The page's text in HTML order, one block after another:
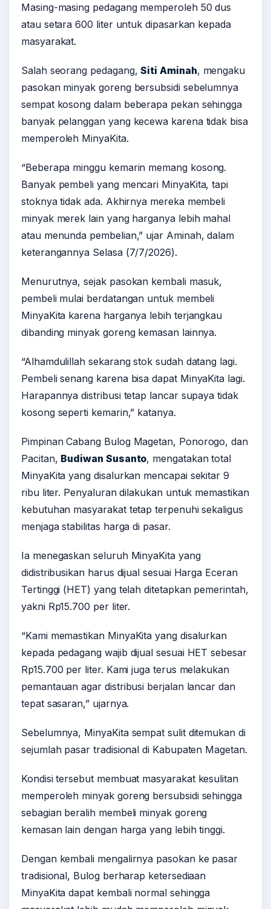
Masing-masing pedagang memperoleh 50 dus
atau setara 600 liter untuk dipasarkan kepada
masyarakat.
Salah seorang pedagang,Siti Aminah, mengaku
pasokan minyak goreng bersubsidi sebelumnya
sempat kosong dalam beberapa pekan sehingga
banyak pelanggan yang kecewa karena tidak bisa
memperoleh MinyaKita.
“Beberapa minggu kemarin memang kosong.
Banyak pembeli yang mencari MinyaKita, tapi
stoknya tidak ada. Akhirnya mereka membeli
minyak merek lain yang harganya lebih mahal
atau menunda pembelian,” ujar Aminah, dalam
keterangannya Selasa (7/7/2026).
Menurutnya, sejak pasokan kembali masuk,
pembeli mulai berdatangan untuk membeli
MinyaKita karena harganya lebih terjangkau
dibanding minyak goreng kemasan lainnya.
“Alhamdulillah sekarang stok sudah datang lagi.
Pembeli senang karena bisa dapat MinyaKita lagi.
Harapannya distribusi tetap lancar supaya tidak
kosong seperti kemarin,” katanya.
Pimpinan Cabang Bulog Magetan, Ponorogo, dan
Pacitan, Budiwan Susanto, mengatakan total
MinyaKita yang disalurkan mencapai sekitar 9
ribu liter. Penyaluran dilakukan untuk memastikan
kebutuhan masyarakat tetap terpenuhi sekaligus
menjaga stabilitas harga di pasar.
Ia menegaskan seluruh MinyaKita yang
didistribusikan harus dijual sesuai Harga Eceran
Tertinggi (HET) yang telah ditetapkan pemerintah,
yakni Rp15.700 per liter.
“Kami memastikan MinyaKita yang disalurkan
kepada pedagang wajib dijual sesuai HET sebesar
Rp15.700 per liter. Kami juga terus melakukan
pemantauan agar distribusi berjalan lancar dan
tepat sasaran,” ujarnya.
Sebelumnya, MinyaKita sempat sulit ditemukan di
sejumlah pasar tradisional di Kabupaten Magetan.
Kondisi tersebut membuat masyarakat kesulitan
memperoleh minyak goreng bersubsidi sehingga
sebagian beralih membeli minyak goreng
kemasan lain dengan harga yang lebih tinggi.
Dengan kembali mengalirnya pasokan ke pasar
tradisional, Bulog berharap ketersediaan
MinyaKita dapat kembali normal sehingga